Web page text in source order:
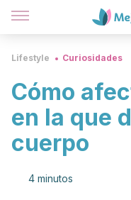
Lifestyle Curiosidades
Cómo
en la que
cuerpo
4 minutos